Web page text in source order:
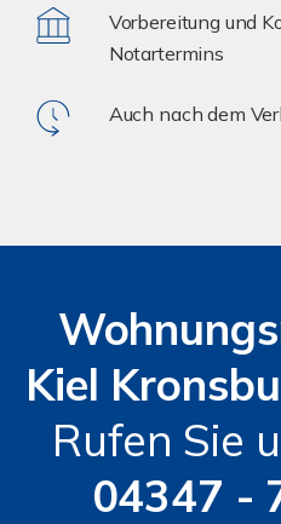
Vorbereitung und
Notartermins
Auch nach dem
Kiel
Rufen Sie
04347 -